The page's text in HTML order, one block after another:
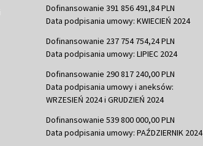
Dofinansowanie 391 856 491,84 PLN
Data podpisania umowy: KWIECIEŃ 2024
Dofinansowanie 237 754 754,24 PLN
Data podpisania umowy: LIPIEC 2024
Dofinansowanie 290 817 240,00 PLN
Data podpisania umowy i aneksów:
WRZESIEŃ 2024 i GRUDZIEŃ 2024
Dofinansowanie 539 800 000,00 PLN
Data podpisania umowy: PAŹDZIERNIK 2024